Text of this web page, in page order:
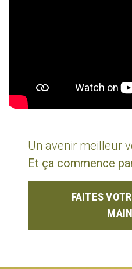
Un avenir meilleur
Et ça commence
FAITES